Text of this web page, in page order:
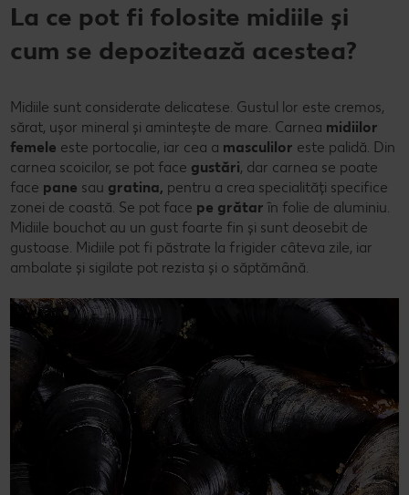
La ce pot fi folosite midiile și
cum se depozitează acestea?
Midiile sunt considerate delicatese. Gustul lor este cremos,
sărat, ușor mineral și amintește de mare. Carnea midiilor
femele este portocalie, iar cea a masculilor este palidă. Din
carnea scoicilor, se pot face gustări, dar carnea se poate
face pane sau gratina, pentru a crea specialități specifice
zonei de coastă. Se pot face pe grătar în folie de aluminiu.
Midiile bouchot au un gust foarte fin și sunt deosebit de
gustoase. Midiile pot fi păstrate la frigider câteva zile, iar
ambalate și sigilate pot rezista și o săptămână.